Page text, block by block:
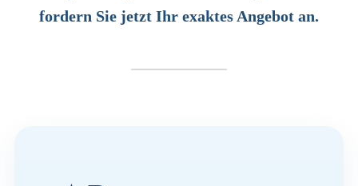
fordern Sie jetzt Ihr exaktes Angebot an.